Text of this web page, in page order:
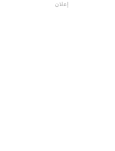
إعلان